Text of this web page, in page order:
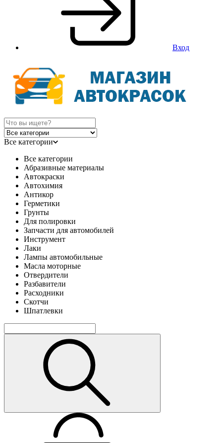
Вход
Все категории
Все категории
Абразивные материалы
Автокраски
Автохимия
Антикор
Герметики
Грунты
Для полировки
Запчасти для автомобилей
Инструмент
Лаки
Лампы автомобильные
Масла моторные
Отвердители
Разбавители
Расходники
Скотчи
Шпатлевки